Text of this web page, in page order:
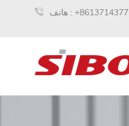
هاتف :